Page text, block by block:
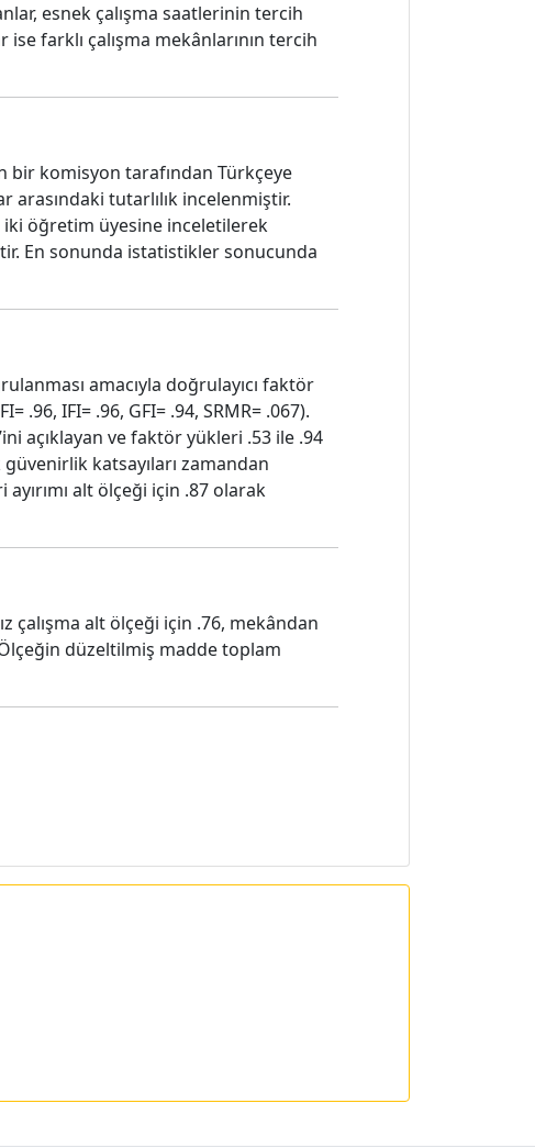
esnek çalışma saatlerinin tercih
farklı çalışma mekânlarının tercih
komisyon tarafından Türkçeye
tutarlılık incelenmiştir.
iki öğretim üyesine inceletilerek
En sonunda istatistikler sonucunda
amacıyla doğrulayıcı faktör
.96, IFI= .96, GFI= .94, SRMR= .067).
açıklayan ve faktör yükleri .53 ile .94
katsayıları zamandan
ayırımı alt ölçeği için .87 olarak
çalışma alt ölçeği için .76, mekândan
Ölçeğin düzeltilmiş madde toplam